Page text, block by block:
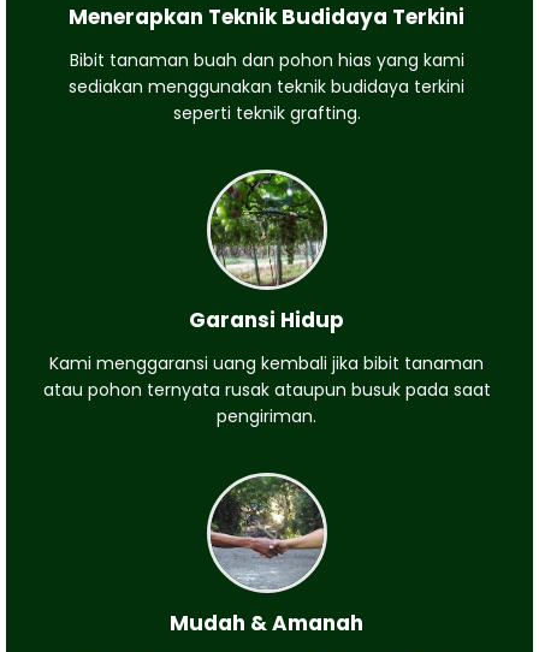
Menerapkan Teknik Budidaya Terkini
Bibit tanaman buah dan pohon hias yang kami
sediakan menggunakan teknik budidaya terkini
seperti teknik grafting.
Garansi Hidup
Kami menggaransi uang kembali jika bibit tanaman
atau pohon ternyata rusak ataupun busuk pada saat
pengiriman.
Mudah & Amanah